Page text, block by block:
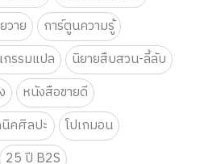
ตนเอง
หนังสือจิตวิทยา
วาย
การ์ตูนความรู้
รรมแปล
นิยายสืบสวน-ลี้ลับ
หนังสือขายดี
คศิลปะ
โปเกมอน